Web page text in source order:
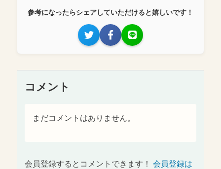
参考になったらシェアしていただけると嬉しいです！
コメント
まだコメントはありません。
会員登録するとコメントできます！ 会員登録は